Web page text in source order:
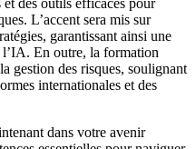
L’accent sera mis sur
garantissant ainsi une
En outre, la formation
gestion des risques, soulignant
internationales et des
dans votre avenir